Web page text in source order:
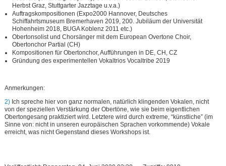
Herbst Graz, Stuttgarter Jazztage u.v.a.)
Auftragskompositionen (Expo2000 Hannover, Deutsches
Schiffahrtsmuseum Bremerhaven 2019, 200. Jubiläum der Universität
Hohenheim 2018, BUGA Koblenz 2011 etc.)
Obertonsolist und Chorsänger mit dem European Overtone Choir,
Obertonchor Partial (CH)
Kompositionen für Obertonchor, Aufführungen in DE, CH, CZ
Gründung des experimentellen Vokaltrios Vocaltribe 2019
Anmerkungen:
2) Ich spreche hier von ganz normalen, natürlich klingenden Vokalen, nicht
von der speziellen Verstärkung der Obertöne, wie sie beim eigentlichen
Obertongesang praktiziert wird. Letztere wird durch extreme, “künstliche” (im
Sinne von: nicht in unseren europäischen Sprachen vorkommende) Vokale
erreicht, was nicht Gegenstand dieses Workshops ist.